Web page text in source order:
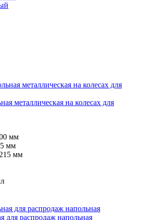
металлическая на колесах для
мм
мм
мм
для распродаж напольная